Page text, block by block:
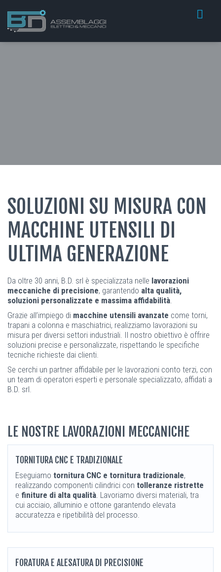
SOLUZIONI SU MISURA CON
MACCHINE UTENSILI DI
ULTIMA GENERAZIONE
Da oltre 30 anni, B.D. srl è specializzata nelle lavorazioni
meccaniche di precisione, garantendo alta qualità,
soluzioni personalizzate e massima affidabilità
Grazie all’impiego di macchine utensili avanzate come torni,
trapani a colonna e maschiatrici, realizziamo lavorazioni su
misura per diversi settori industriali. Il nostro obiettivo è offrire
soluzioni precise e personalizzate, rispettando le specifiche
tecniche richieste dai clienti.
Se cerchi un partner affidabile per le lavorazioni conto terzi, con
un team di operatori esperti e personale specializzato, affidati a
B.D. srl.
LE NOSTRE LAVORAZIONI MECCANICHE
TORNITURA CNC E TRADIZIONALE
Eseguiamo tornitura CNC e tornitura tradizionale,
realizzando componenti cilindrici con tolleranze ristrette
e finiture di alta qualità . Lavoriamo diversi materiali, tra
cui acciaio, alluminio e ottone garantendo elevata
accuratezza e ripetibilità del processo.
FORATURA E ALESATURA DI PRECISIONE